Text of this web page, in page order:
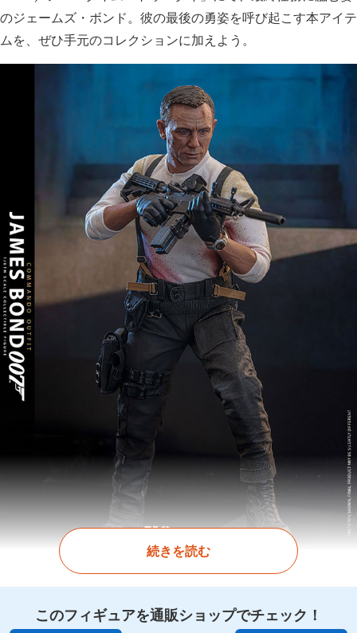
のジェームズ・ボンド。彼の最後の勇姿を呼び起こす本アイテ
ムを、ぜひ手元のコレクションに加えよう。
続きを読む
このフィギュアを通販ショップでチェック！